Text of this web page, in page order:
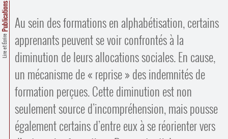
Ressources pédagogiques
Comprendre et parler
Bienvenue en Belgique
Espace presse
Contacts
Trouver un lieu d’alphabétisation
Lire et Écrire
Publications Au sein des formations en alphabétisation, certains
apprenants peuvent se voir confrontés à la
diminution de leurs allocations sociales. En cause,
un mécanisme de « reprise » des indemnités de
formation perçues. Cette diminution est non
seulement source d’incompréhension, mais pousse
également certains d’entre eux à se réorienter vers